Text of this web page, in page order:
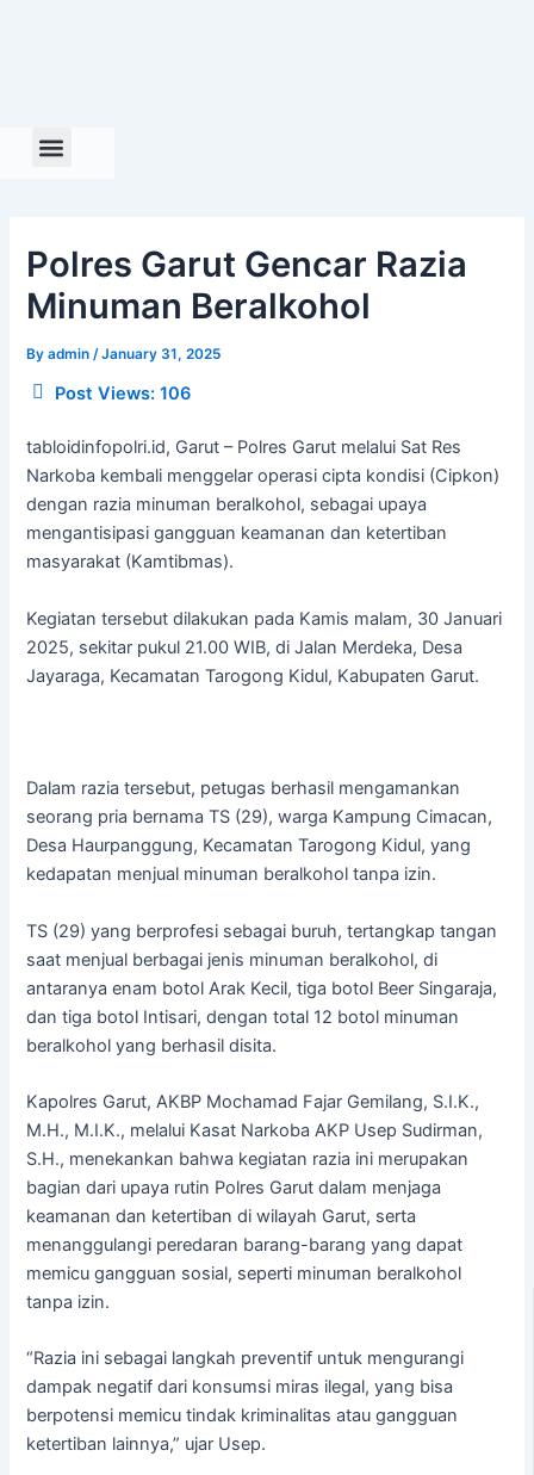
Polres Garut Gencar Razia
Minuman Beralkohol
Byadmin /January 31, 2025
Post Views: 106
tabloidinfopolri.id, Garut – Polres Garut melalui Sat Res
Narkoba kembali menggelar operasi cipta kondisi (Cipkon)
dengan razia minuman beralkohol, sebagai upaya
mengantisipasi gangguan keamanan dan ketertiban
masyarakat (Kamtibmas).
Kegiatan tersebut dilakukan pada Kamis malam, 30 Januari
2025, sekitar pukul 21.00 WIB, di Jalan Merdeka, Desa
Jayaraga, Kecamatan Tarogong Kidul, Kabupaten Garut.
Dalam razia tersebut, petugas berhasil mengamankan
seorang pria bernama TS (29), warga Kampung Cimacan,
Desa Haurpanggung, Kecamatan Tarogong Kidul, yang
kedapatan menjual minuman beralkohol tanpa izin.
TS (29) yang berprofesi sebagai buruh, tertangkap tangan
saat menjual berbagai jenis minuman beralkohol, di
antaranya enam botol Arak Kecil, tiga botol Beer Singaraja,
dan tiga botol Intisari, dengan total 12 botol minuman
beralkohol yang berhasil disita.
Kapolres Garut, AKBP Mochamad Fajar Gemilang, S.I.K.,
M.H., M.I.K., melalui Kasat Narkoba AKP Usep Sudirman,
S.H., menekankan bahwa kegiatan razia ini merupakan
bagian dari upaya rutin Polres Garut dalam menjaga
keamanan dan ketertiban di wilayah Garut, serta
menanggulangi peredaran barang-barang yang dapat
memicu gangguan sosial, seperti minuman beralkohol
tanpa izin.
“Razia ini sebagai langkah preventif untuk mengurangi
dampak negatif dari konsumsi miras ilegal, yang bisa
berpotensi memicu tindak kriminalitas atau gangguan
ketertiban lainnya,” ujar Usep.